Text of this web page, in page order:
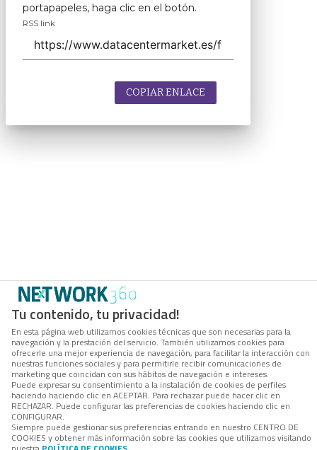
Tu contenido, tu privacidad!
En esta página web utilizamos cookies técnicas que son necesarias para la
navegación y la prestación del servicio. También utilizamos cookies para
ofrecerle una mejor experiencia de navegación, para facilitar la interacción con
nuestras funciones sociales y para permitirle recibir comunicaciones de
marketing que coincidan con sus hábitos de navegación e intereses.
Puede expresar su consentimiento a la instalación de cookies de perfiles
haciendo haciendo clic en ACEPTAR. Para rechazar puede hacer clic en
RECHAZAR. Puede configurar las preferencias de cookies haciendo clic en
CONFIGURAR.
Siempre puede gestionar sus preferencias entrando en nuestro CENTRO DE
COOKIES y obtener más información sobre las cookies que utilizamos visitando
portapapeles, haga clic en el botón.
RSS link
COPIAR ENLACE